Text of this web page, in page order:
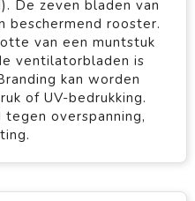
De zeven bladen van
rooster.
van een muntstuk
ventilatorbladen is
kan worden
of UV-bedrukking.
overspanning,